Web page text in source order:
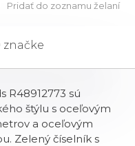
Pridať do zoznamu želaní
značke
R48912773 sú
štýlu s oceľovým
a oceľovým
Zelený číselník s